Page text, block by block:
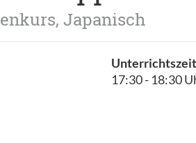
Japanisch
Unterrichtszeit
17:30 - 18:30